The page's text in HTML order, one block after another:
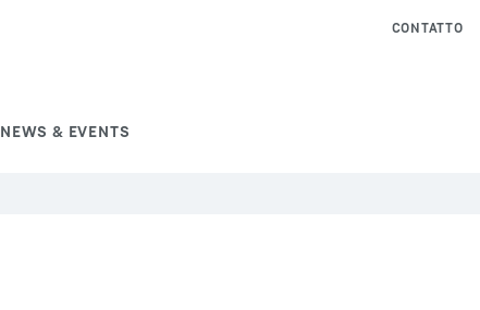
NEWS & EVENTS
CONTATTO